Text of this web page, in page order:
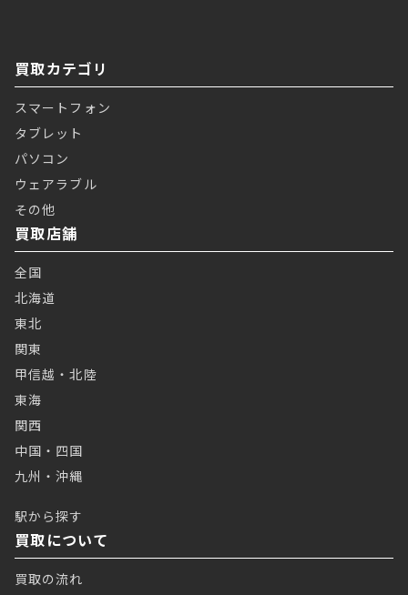
買取カテゴリ
スマートフォン
タブレット
パソコン
ウェアラブル
その他
買取店舗
全国
北海道
東北
関東
甲信越・北陸
東海
関西
中国・四国
九州・沖縄
駅から探す
買取について
買取の流れ